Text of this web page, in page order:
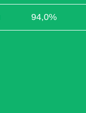
94,0%